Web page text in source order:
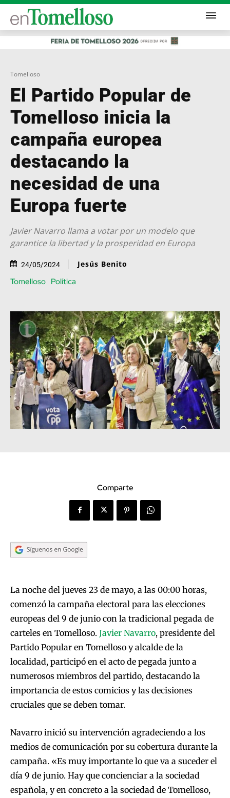
Tomelloso
El Partido Popular de
Tomelloso inicia la
campaña europea
destacando la
necesidad de una
Europa fuerte
Javier Navarro llama a votar por un modelo que
garantice la libertad y la prosperidad en Europa
24/05/2024 Jesús Benito
Tomelloso Política
Comparte
La noche del jueves 23 de mayo, a las 00:00 horas,
comenzó la campaña electoral para las elecciones
europeas del 9 de junio con la tradicional pegada de
carteles en Tomelloso. Javier Navarro, presidente del
Partido Popular en Tomelloso y alcalde de la
localidad, participó en el acto de pegada junto a
numerosos miembros del partido, destacando la
importancia de estos comicios y las decisiones
cruciales que se deben tomar.
Navarro inició su intervención agradeciendo a los
medios de comunicación por su cobertura durante la
campaña. «Es muy importante lo que va a suceder el
día 9 de junio. Hay que concienciar a la sociedad
española, y en concreto a la sociedad de Tomelloso,